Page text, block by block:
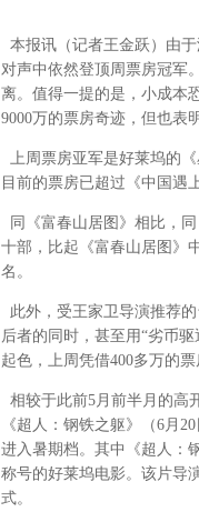
本报讯（记者王金跃）由
对声中依然登顶周票房冠军
离。值得一提的是，小成本
9000万的票房奇迹，但也表
上周票房亚军是好莱坞的
目前的票房已超过《中国遇
同《富春山居图》相比，
十部，比起《富春山居图》
名。
此外，受王家卫导演推荐
后者的同时，甚至用“劣币
起色，上周凭借400多万的
相较于此前5月前半月的高
《超人：钢铁之躯》（6月
进入暑期档。其中《超人：
称号的好莱坞电影。该片导
式。